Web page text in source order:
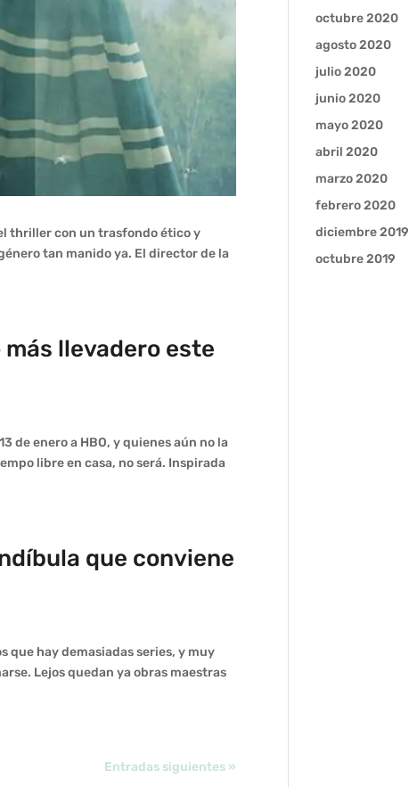
thriller con un trasfondo ético y
tan manido ya. El director de la
llevadero este
de enero a HBO, y quienes aún no la
libre en casa, no será. Inspirada
que conviene
que hay demasiadas series, y muy
Lejos quedan ya obras maestras
Entradas siguientes »
octubre 2020
agosto 2020
julio 2020
junio 2020
mayo 2020
abril 2020
marzo 2020
febrero 2020
diciembre 2019
octubre 2019